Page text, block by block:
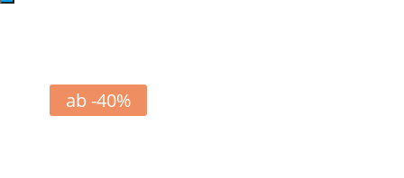
ab -40%